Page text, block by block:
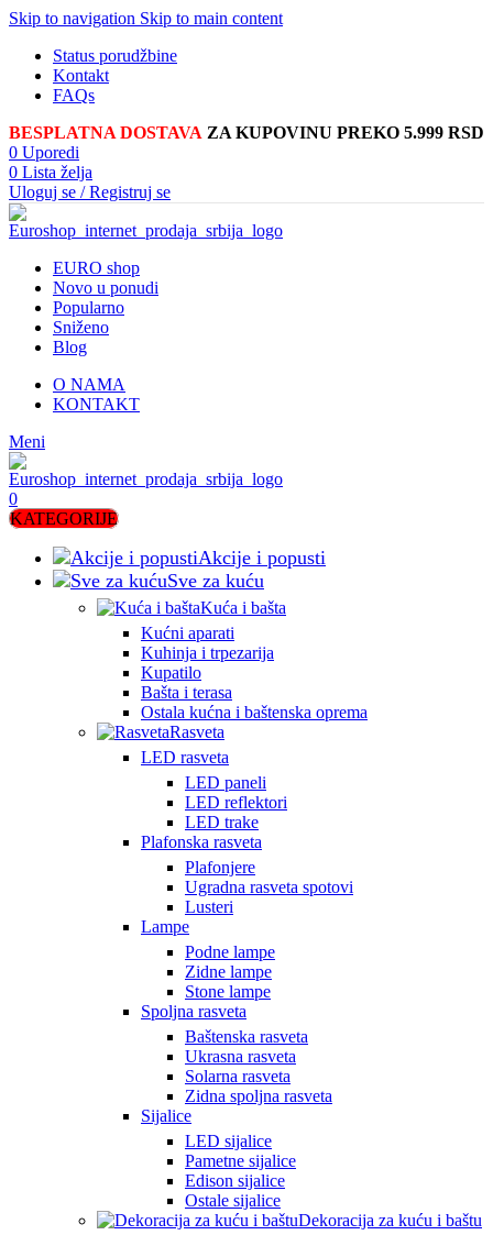
Skip to navigation Skip to main content
Status porudžbine
Kontakt
FAQs
BESPLATNA DOSTAVA ZA KUPOVINU PREKO 5.999 RSD
0 Uporedi
0 Lista želja
Uloguj se / Registruj se
EURO shop
Novo u ponudi
Popularno
Sniženo
Blog
O NAMA
KONTAKT
Meni
0
KATEGORIJE
Akcije i popusti
Sve za kuću
Kuća i bašta
Kućni aparati
Kuhinja i trpezarija
Kupatilo
Bašta i terasa
Ostala kućna i baštenska oprema
Rasveta
LED rasveta
LED paneli
LED reflektori
LED trake
Plafonska rasveta
Plafonjere
Ugradna rasveta spotovi
Lusteri
Lampe
Podne lampe
Zidne lampe
Stone lampe
Spoljna rasveta
Baštenska rasveta
Ukrasna rasveta
Solarna rasveta
Zidna spoljna rasveta
Sijalice
LED sijalice
Pametne sijalice
Edison sijalice
Ostale sijalice
Dekoracija za kuću i baštu